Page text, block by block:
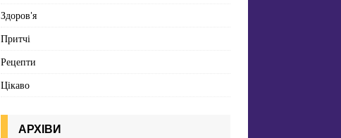
Здоров'я
Притчі
Рецепти
Цікаво
АРХІВИ